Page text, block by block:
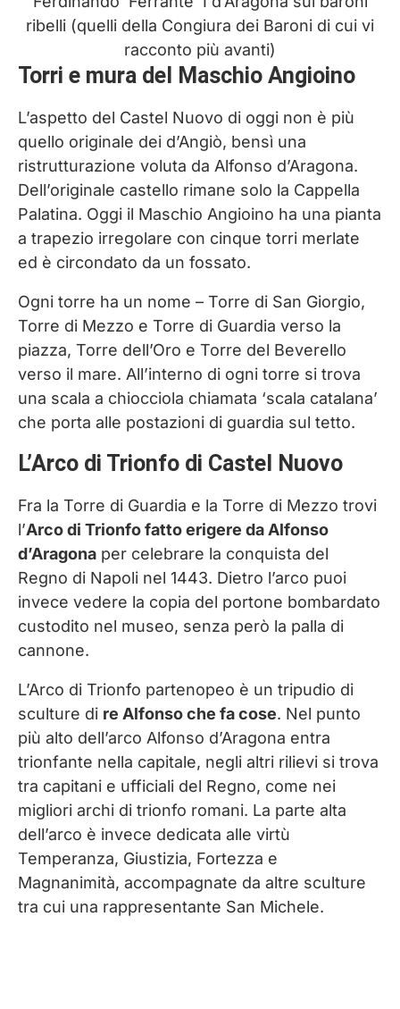
ribelli (quelli della Congiura dei Baroni di cui vi
racconto più avanti)
Torri e mura del Maschio Angioino
L’aspetto del Castel Nuovo di oggi non è più
quello originale dei d’Angiò, bensì una
ristrutturazione voluta da Alfonso d’Aragona.
Dell’originale castello rimane solo la Cappella
Palatina. Oggi il Maschio Angioino ha una pianta
a trapezio irregolare con cinque torri merlate
ed è circondato da un fossato.
Ogni torre ha un nome – Torre di San Giorgio,
Torre di Mezzo e Torre di Guardia verso la
piazza, Torre dell’Oro e Torre del Beverello
verso il mare. All’interno di ogni torre si trova
una scala a chiocciola chiamata ‘scala catalana’
che porta alle postazioni di guardia sul tetto.
L’Arco di Trionfo di Castel Nuovo
Fra la Torre di Guardia e la Torre di Mezzo trovi
l’Arco di Trionfo fatto erigere da Alfonso
d’Aragona per celebrare la conquista del
Regno di Napoli nel 1443. Dietro l’arco puoi
invece vedere la copia del portone bombardato
custodito nel museo, senza però la palla di
cannone.
L’Arco di Trionfo partenopeo è un tripudio di
sculture di re Alfonso che fa cose. Nel punto
più alto dell’arco Alfonso d’Aragona entra
trionfante nella capitale, negli altri rilievi si trova
tra capitani e ufficiali del Regno, come nei
migliori archi di trionfo romani. La parte alta
dell’arco è invece dedicata alle virtù
Temperanza, Giustizia, Fortezza e
Magnanimità, accompagnate da altre sculture
tra cui una rappresentante San Michele.